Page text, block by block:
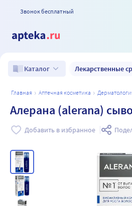
Звонок бесплатный
Каталог Лекарственные
главная аптечная косметика
Алерана (alerana)
Добавить в избранное